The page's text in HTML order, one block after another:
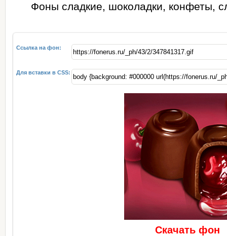
Фоны сладкие, шоколадки, конфеты,
Ссылка на фон:
Для вставки в CSS:
Скачать фон